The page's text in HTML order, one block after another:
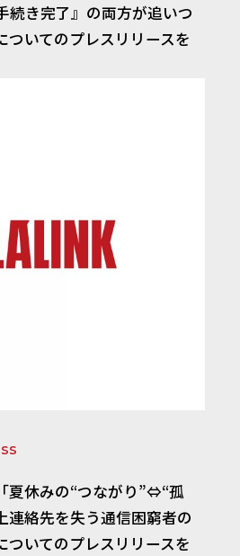
続き完了』の両方が追いつ
ついてのプレスリリースを
夏休みの“つながり”⇔“孤
連絡先を失う通信困窮者の
ついてのプレスリリースを